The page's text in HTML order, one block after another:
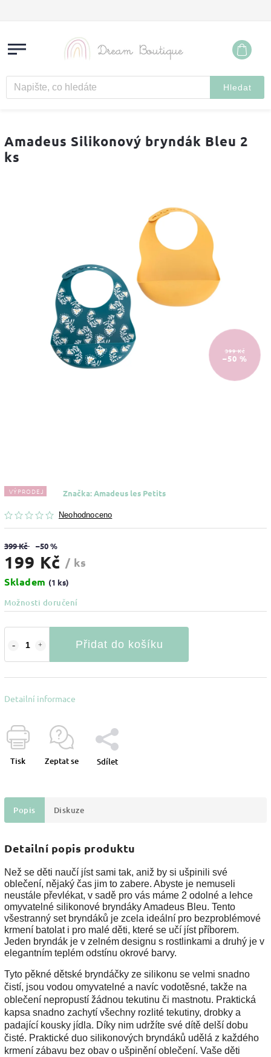
Hledat
Amadeus Silikonový bryndák Bleu 2
ks
399 Kč
–50 %
VÝPRODEJ
Neohodnoceno
Značka:Amadeus les Petits
399 Kč –50 %
199 Kč / ks
Skladem (1 ks)
Možnosti doručení
Přidat do košíku
Detailní informace
Tisk Zeptat se Sdílet
Popis Diskuze
Detailní popis produktu
Než se děti naučí jíst sami tak, aniž by si ušpinili své
oblečení, nějaký čas jim to zabere. Abyste je nemuseli
neustále převlékat, v sadě pro vás máme 2 odolné a lehce
omyvatelné silikonové bryndáky Amadeus Bleu. Tento
všestranný set bryndáků je zcela ideální pro bezproblémové
krmení batolat i pro malé děti, které se učí jíst příborem.
Jeden bryndák je v zelném designu s rostlinkami a druhý je v
elegantním teplém odstínu okrové barvy.
Tyto pěkné dětské bryndáčky ze silikonu se velmi snadno
čistí, jsou vodou omyvatelné a navíc vodotěsné, takže na
oblečení nepropustí žádnou tekutinu či mastnotu. Praktická
kapsa snadno zachytí všechny rozlité tekutiny, drobky a
padající kousky jídla. Díky nim udržíte své dítě delší dobu
čisté. Praktické duo silikonových bryndáků udělá z každého
krmení zábavu bez obav o ušpinění oblečení. Vaše děti